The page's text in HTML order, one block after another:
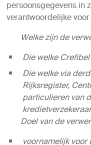
persoonsgegevens in
verantwoordelijke
Welke zijn de
Die welke
Die welke via
Rijksregister,
particulieren van
Doel van de